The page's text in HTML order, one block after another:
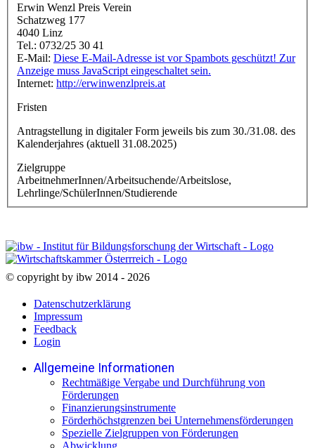
Erwin Wenzl Preis Verein
Schatzweg 177
4040 Linz
Tel.: 0732/25 30 41
E-Mail: Diese E-Mail-Adresse ist vor Spambots geschützt! Zur
Anzeige muss JavaScript eingeschaltet sein.
Internet: http://erwinwenzlpreis.at
Fristen
Antragstellung in digitaler Form jeweils bis zum 30./31.08. des
Kalenderjahres (aktuell 31.08.2025)
Zielgruppe
ArbeitnehmerInnen/Arbeitsuchende/Arbeitslose,
Lehrlinge/SchülerInnen/Studierende
© copyright by ibw 2014 - 2026
Datenschutzerklärung
Impressum
Feedback
Login
Allgemeine Informationen
Rechtmäßige Vergabe und Durchführung von
Förderungen
Finanzierungsinstrumente
Förderhöchstgrenzen bei Unternehmensförderungen
Spezielle Zielgruppen von Förderungen
Abwicklung